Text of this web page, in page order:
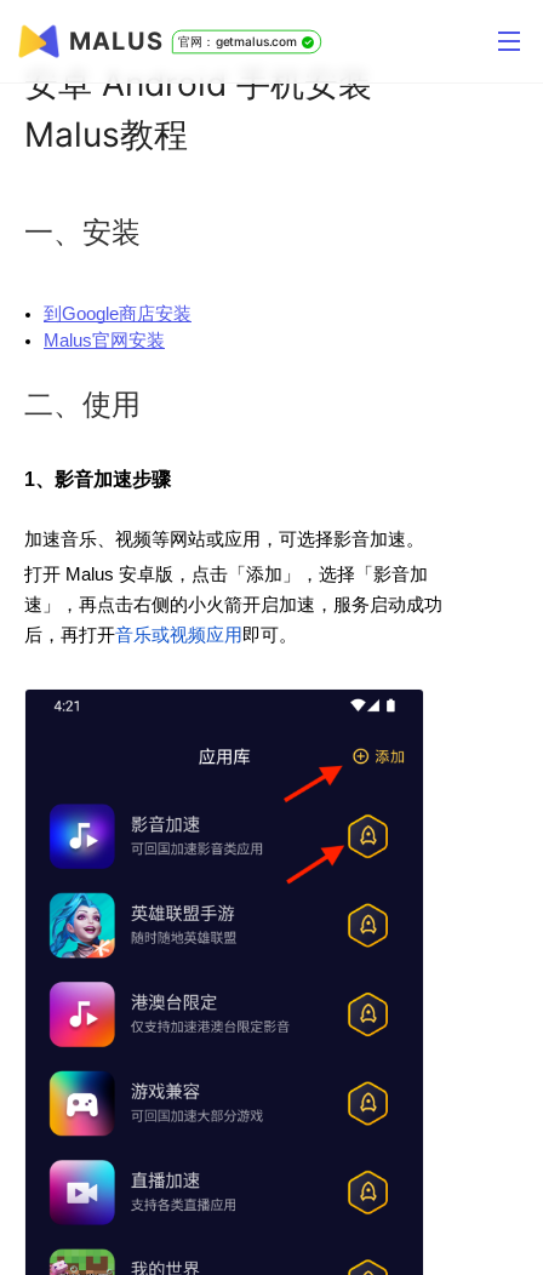
MALUS 官网：getmalus.com
安卓 Android 手机安装
Malus教程
一、安装
到Google商店安装
Malus官网安装
二、使用
1、影音加速步骤
加速音乐、视频等网站或应用，可选择影音加速。
打开 Malus 安卓版，点击「添加」，选择「影音加
速」，再点击右侧的小火箭开启加速，服务启动成功
后，再打开音乐或视频应用 即可。